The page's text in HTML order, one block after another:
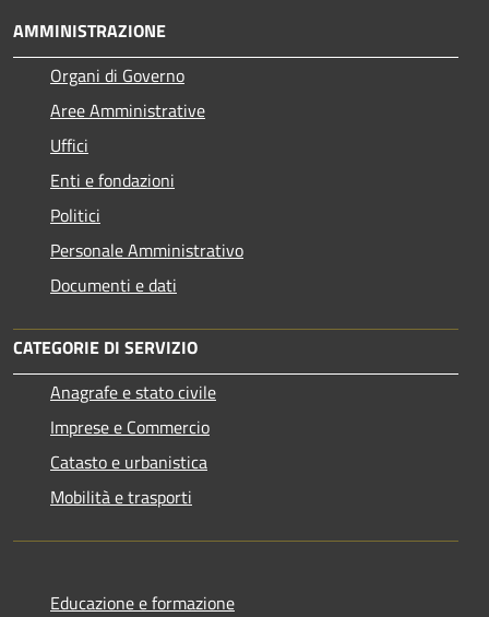
AMMINISTRAZIONE
Organi di Governo
Aree Amministrative
Uffici
Enti e fondazioni
Politici
Personale Amministrativo
Documenti e dati
CATEGORIE DI SERVIZIO
Anagrafe e stato civile
Imprese e Commercio
Catasto e urbanistica
Mobilità e trasporti
Educazione e formazione